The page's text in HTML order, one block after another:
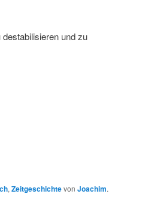
und zu
, Zeitgeschichtevon Joachim.